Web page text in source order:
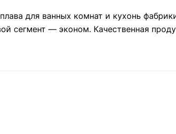
для ванных комнат и кухонь
сегмент — эконом. Качественная